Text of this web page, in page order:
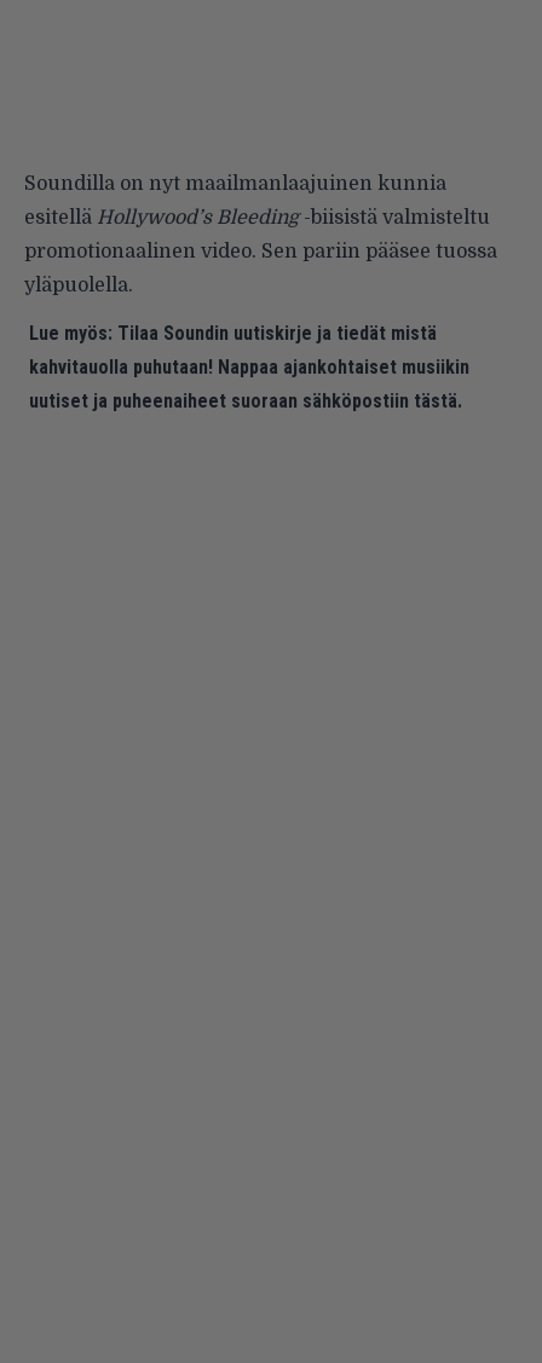
Soundilla on nyt maailmanlaajuinen kunnia
esitellä Hollywood’s Bleeding-biisistä valmisteltu
promotionaalinen video. Sen pariin pääsee tuossa
yläpuolella.
Lue myös: Tilaa Soundin uutiskirje ja tiedät mistä
kahvitauolla puhutaan! Nappaa ajankohtaiset musiikin
uutiset ja puheenaiheet suoraan sähköpostiin tästä.